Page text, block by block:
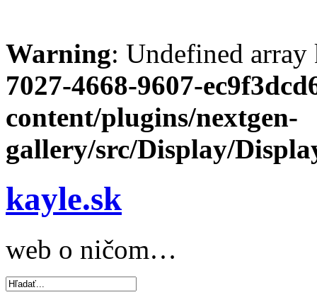
Warning: Undefined
7027-4668-9607-
content/plugins/nextgen-
gallery/src/Display/
kayle.sk
web o ničom…